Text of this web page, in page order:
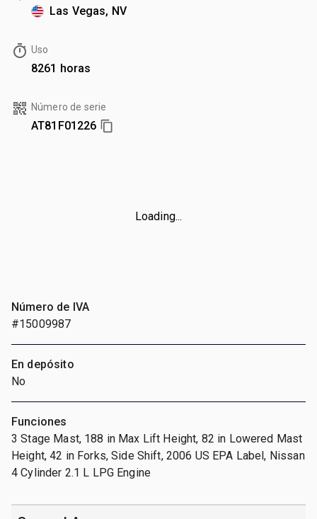
Las Vegas, NV
Uso
8261 horas
Número de serie
AT81F01226
Loading...
Número de IVA
#15009987
En depósito
No
Funciones
3 Stage Mast, 188 in Max Lift Height, 82 in Lowered Mast
Height, 42 in Forks, Side Shift, 2006 US EPA Label, Nissan
4 Cylinder 2.1 L LPG Engine